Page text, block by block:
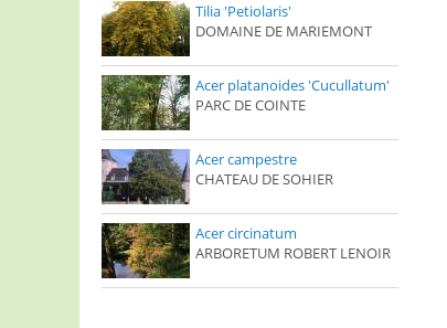
Tilia 'Petiolaris'
DOMAINE DE MARIEMONT
Acer platanoides 'Cucullatum'
PARC DE COINTE
Acer campestre
CHATEAU DE SOHIER
Acer circinatum
ARBORETUM ROBERT LENOIR